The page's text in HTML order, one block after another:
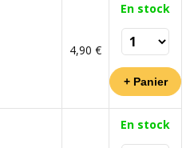
4,90 €
En stock
En stock